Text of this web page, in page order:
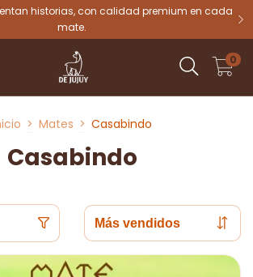
historias, con calidad premium en cada
mate.
0
> Mates > Casabindo
Casabindo